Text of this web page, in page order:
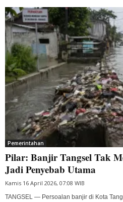
Pemerintahan
Pilar: Banjir Tangsel Tak
Jadi Penyebab Utama
Kamis 16 April 2026, 07:08 WIB
TANGSEL — Persoalan banjir di Kota